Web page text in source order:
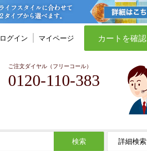
ログイン マイページ カートを確認
ご注文ダイヤル（フリーコール）
0120-110-383
検索 詳細検索